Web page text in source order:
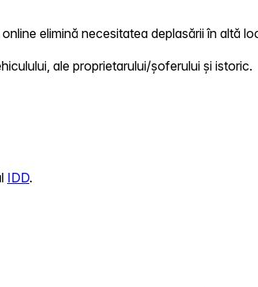
elimină necesitatea deplasării în altă
ale proprietarului/șoferului și istoric.
IDD.